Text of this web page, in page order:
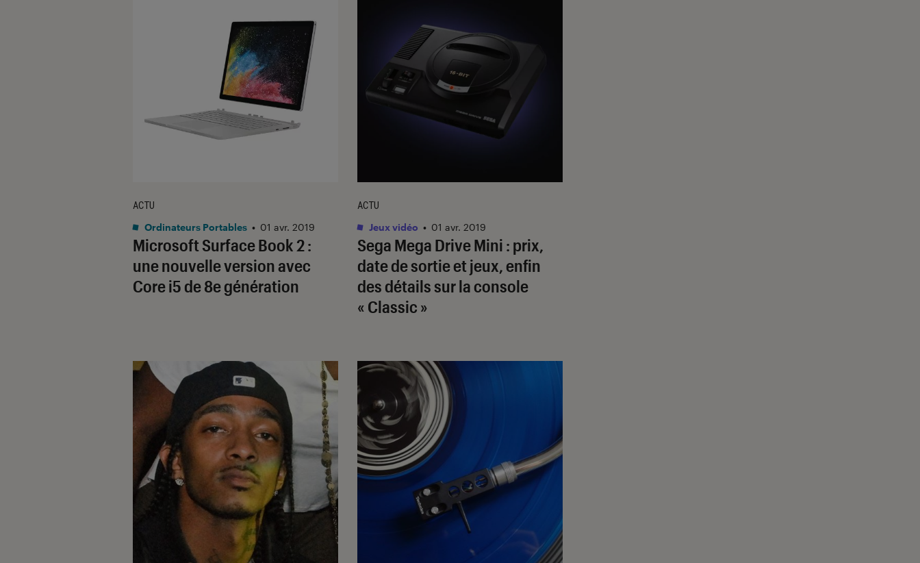
Microsoft Surface Book 2 :
une nouvelle version avec
Core i5 de 8e génération
ACTU
Ordinateurs Portables • 01 avr. 2019
Sega Mega Drive Mini : prix,
date de sortie et jeux, enfin
des détails sur la console
« Classic »
ACTU
Jeux vidéo • 01 avr. 2019